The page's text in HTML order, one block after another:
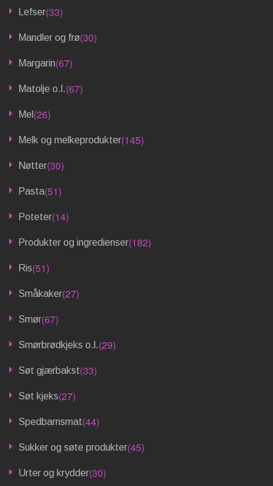
Lefser(33)
Mandler og frø(30)
Margarin(67)
Matolje o.l.(67)
Mel (26)
Melk og melkeprodukter(145)
Nøtter(30)
Pasta(51)
Poteter(14)
Produkter og ingredienser(182)
Ris(51)
Småkaker(27)
Smør(67)
Smørbrødkjeks o.l.(29)
Søt gjærbakst(33)
Søt kjeks(27)
Spedbarnsmat(44)
Sukker og søte produkter(45)
Urter og krydder(30)